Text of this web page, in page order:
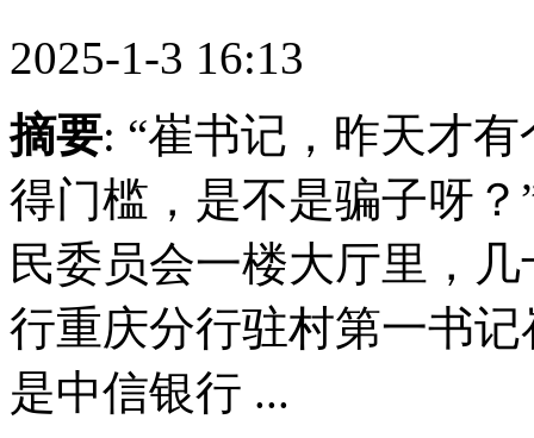
2025-1-3 16:13
摘要: “崔书记，昨天才
得门槛，是不是骗子呀
民委员会一楼大厅里，
行重庆分行驻村第一书
是中信银行 ...